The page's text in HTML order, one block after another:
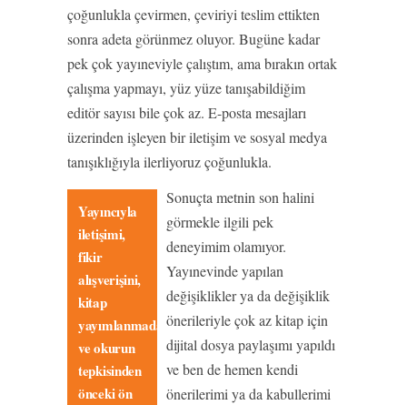
çoğunlukla çevirmen, çeviriyi teslim ettikten
sonra adeta görünmez oluyor. Bugüne kadar
pek çok yayıneviyle çalıştım, ama bırakın ortak
çalışma yapmayı, yüz yüze tanışabildiğim
editör sayısı bile çok az. E-posta mesajları
üzerinden işleyen bir iletişim ve sosyal medya
tanışıklığıyla ilerliyoruz çoğunlukla.
Yayıncıyla
iletişimi,
fikir
alışverişini,
kitap
yayımlanmadan
ve okurun
tepkisinden
önceki ön
Sonuçta metnin son halini
görmekle ilgili pek
deneyimim olamıyor.
Yayınevinde yapılan
değişiklikler ya da değişiklik
önerileriyle çok az kitap için
dijital dosya paylaşımı yapıldı
ve ben de hemen kendi
önerilerimi ya da kabullerimi